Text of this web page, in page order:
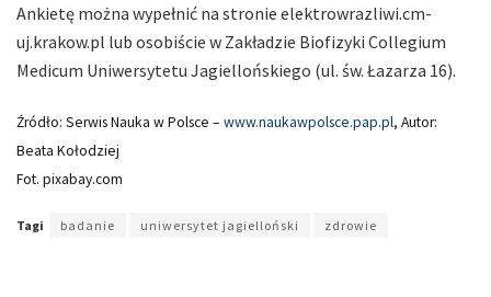
Ankietę można wypełnić na stronie elektrowrazliwi.cm-
uj.krakow.pl lub osobiście w Zakładzie Biofizyki Collegium
Medicum Uniwersytetu Jagiellońskiego (ul. św. Łazarza 16).
Źródło: Serwis Nauka w Polsce – www.naukawpolsce.pap.pl, Autor:
Beata Kołodziej
Fot. pixabay.com
Tagi badanie uniwersytet jagielloński zdrowie